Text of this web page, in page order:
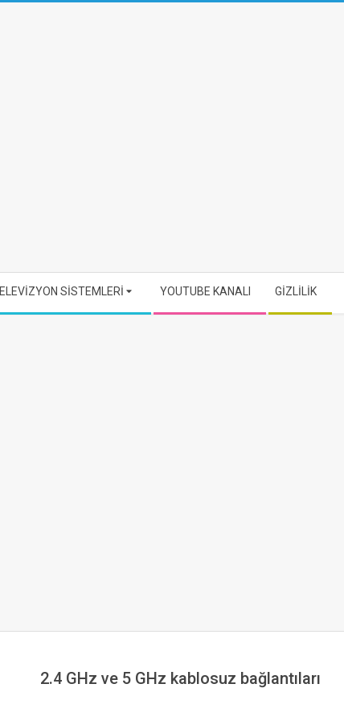
SİSTEMLERİ YOUTUBE KANALI GİZLİLİK
2.4 GHz ve 5 GHz kablosuz bağlantıları